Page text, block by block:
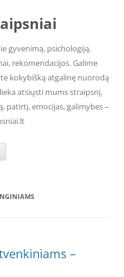
gyvenimą, psichologiją,
rekomendacijos. Galime
kokybišką atgalinę nuorodą
atsiųsti mums straipsnį,
patirtį, emocijas, galimybes –
–